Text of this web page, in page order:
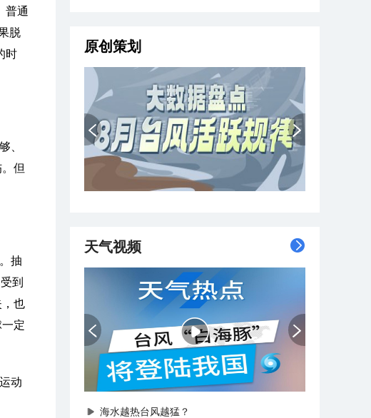
普通
脱
时
、
但
抽
到
也
定
动
原创策划
天气视频
海水越热台风越猛？